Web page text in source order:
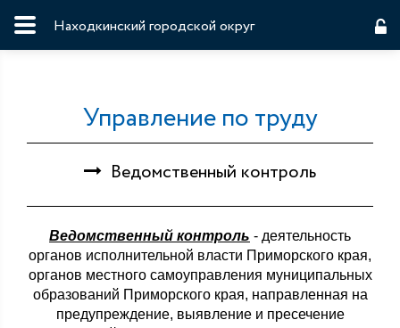
Находкинский городской округ
Управление по труду
Ведомственный контроль
Ведомственный контроль - деятельность
органов исполнительной власти Приморского края,
органов местного самоуправления муниципальных
образований Приморского края, направленная на
предупреждение, выявление и пресечение